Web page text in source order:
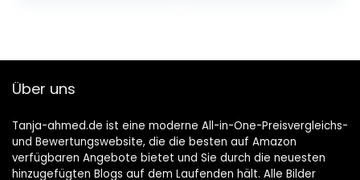
Über uns
Tanja-ahmed.de ist eine moderne All-in-One-Preisvergleichs-
und Bewertungswebsite, die die besten auf Amazon
verfügbaren Angebote bietet und Sie durch die neuesten
hinzugefügten Blogs auf dem Laufenden hält. Alle Bilder